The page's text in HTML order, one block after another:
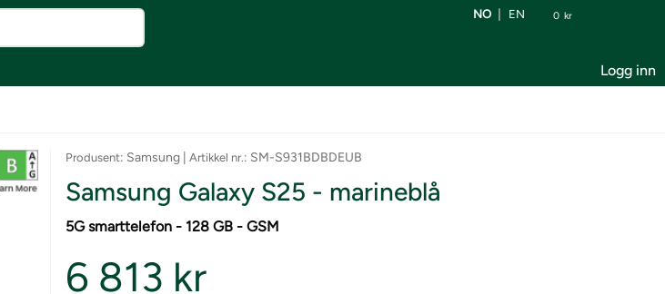
NO EN 0 kr
Logg inn
Produsent: Samsung | Artikkel nr.: SM-S931BDBDEUB
Samsung Galaxy S25 - marineblå
5G smarttelefon - 128 GB - GSM
6 813 kr